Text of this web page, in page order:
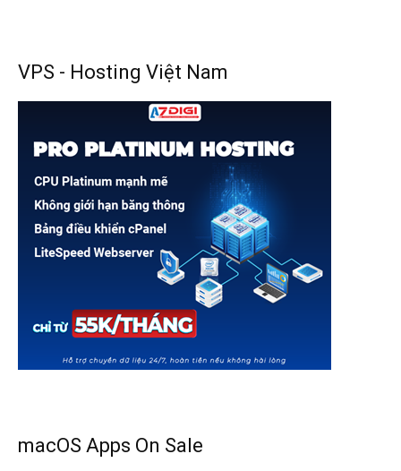
VPS - Hosting Việt Nam
macOS Apps On Sale